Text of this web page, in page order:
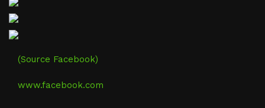
(Source Facebook)
www.facebook.com